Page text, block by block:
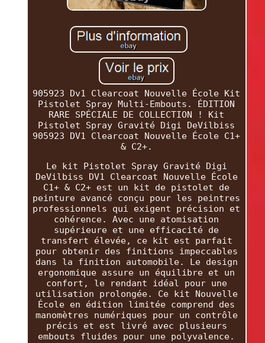
905923 Dv1 Clearcoat Nouvelle École Kit
Pistolet Spray Multi-Embouts. ÉDITION
RARE SPÉCIALE DE COLLECTION ! Kit
Pistolet Spray Gravité Digi DeVilbiss
905923 DV1 Clearcoat Nouvelle École C1+
& C2+.
Le kit Pistolet Spray Gravité Digi
DeVilbiss DV1 Clearcoat Nouvelle École
C1+ & C2+ est un kit de pistolet de
peinture avancé conçu pour les peintres
professionnels qui exigent précision et
cohérence. Avec une atomisation
supérieure et une efficacité de
transfert élevée, ce kit est parfait
pour obtenir des finitions impeccables
dans la finition automobile. Le design
ergonomique assure un équilibre et un
confort, le rendant idéal pour une
utilisation prolongée. Ce kit Nouvelle
École en édition limitée comprend des
manomètres numériques pour un contrôle
précis et est livré avec plusieurs
embouts fluides pour une polyvalence.